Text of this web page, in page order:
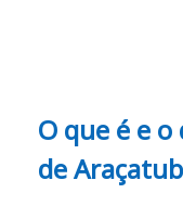
O que é e
de